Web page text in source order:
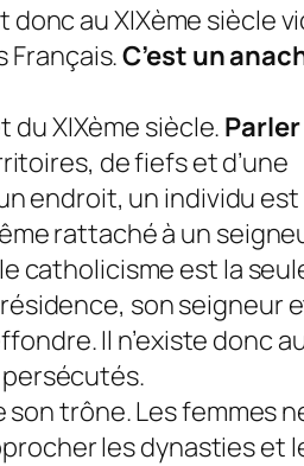
au XIXème siècle
Français.C’est un
du XIXème siècle.
de fiefs et d’une
endroit, un individu
rattaché à un
catholicisme est la
son seigneur
Il n’existe donc
trône. Les femmes
les dynasties et